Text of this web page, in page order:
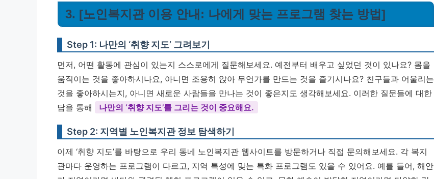
3. [노인복지관 이용 안내: 나에게 맞는 프로그램 찾는 방법]
Step 1: 나만의 ‘취향 지도’ 그려보기
먼저, 어떤 활동에 관심이 있는지 스스로에게 질문해보세요. 예전부터 배우고 싶었던 것이 있나요? 몸을
움직이는 것을 좋아하시나요, 아니면 조용히 앉아 무언가를 만드는 것을 즐기시나요? 친구들과 어울리는
것을 좋아하시는지, 아니면 새로운 사람들을 만나는 것이 좋은지도 생각해보세요. 이러한 질문들에 대한
답을 통해
나만의 ‘취향 지도’를 그리는 것이 중요해요.
Step 2: 지역별 노인복지관 정보 탐색하기
이제 ‘취향 지도’를 바탕으로 우리 동네 노인복지관 웹사이트를 방문하거나 직접 문의해보세요. 각 복지
관마다 운영하는 프로그램이 다르고, 지역 특성에 맞는 특화 프로그램도 있을 수 있어요. 예를 들어, 해안